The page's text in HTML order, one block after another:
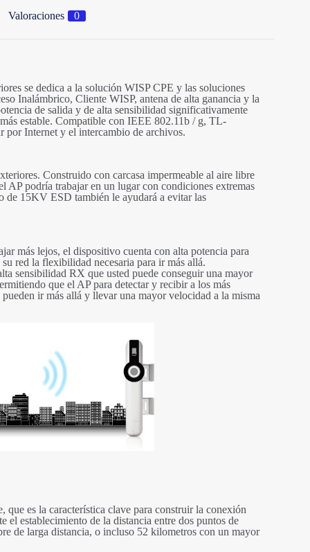
Valoraciones 0
se dedica a la solución WISP CPE y las soluciones
Inalámbrico, Cliente WISP, antena de alta ganancia y la
de salida y de alta sensibilidad significativamente
estable. Compatible con IEEE 802.11b / g, TL-
por Internet y el intercambio de archivos.
Construido con carcasa impermeable al aire libre
AP podría trabajar en un lugar con condiciones extremas
de 15KV ESD también le ayudará a evitar las
más lejos, el dispositivo cuenta con alta potencia para
red la flexibilidad necesaria para ir más allá.
sensibilidad RX que usted puede conseguir una mayor
que el AP para detectar y recibir a los más
ir más allá y llevar una mayor velocidad a la misma
es la característica clave para construir la conexión
establecimiento de la distancia entre dos puntos de
de larga distancia, o incluso 52 kilometros con un mayor